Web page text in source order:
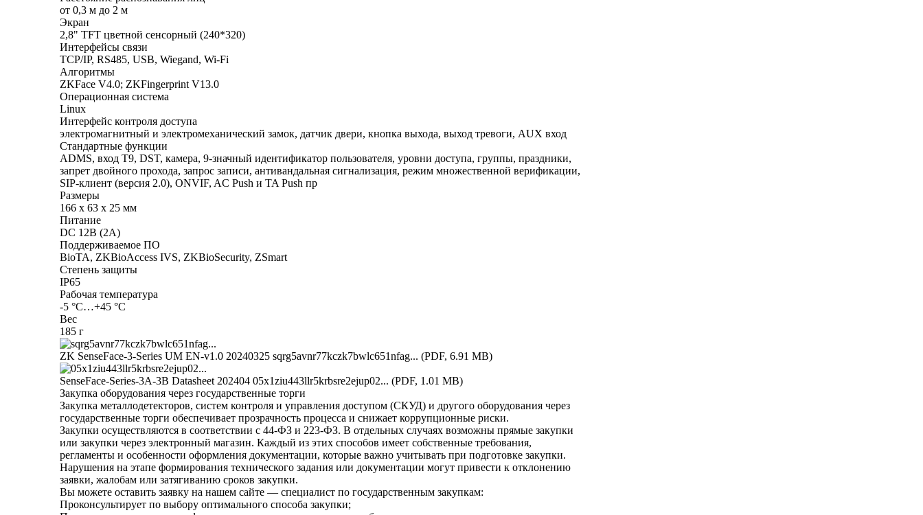
от 0,3 м до 2 м
Экран
2,8" TFT цветной сенсорный (240*320)
Интерфейсы связи
TCP/IP, RS485, USB, Wiegand, Wi-Fi
Алгоритмы
ZKFace V4.0; ZKFingerprint V13.0
Операционная система
Linux
Интерфейс контроля доступа
электромагнитный и электромеханический замок, датчик двери, кнопка выхода, выход тревоги, AUX вход
Стандартные функции
ADMS, вход T9, DST, камера, 9-значный идентификатор пользователя, уровни доступа, группы, праздники,
запрет двойного прохода, запрос записи, антивандальная сигнализация, режим множественной верификации,
SIP-клиент (версия 2.0), ONVIF, AC Push и TA Push пр
Размеры
166 x 63 x 25 мм
Питание
DC 12В (2A)
Поддерживаемое ПО
BioTA, ZKBioAccess IVS, ZKBioSecurity, ZSmart
Степень защиты
IP65
Рабочая температура
-5 °C…+45 °C
Вес
185 г
ZK SenseFace-3-Series UM EN-v1.0 20240325 sqrg5avnr77kczk7bwlc651nfag... (PDF, 6.91 MB)
SenseFace-Series-3A-3B Datasheet 202404 05x1ziu443llr5krbsre2ejup02... (PDF, 1.01 MB)
Закупка оборудования через государственные торги
Закупка металлодетекторов, систем контроля и управления доступом (СКУД) и другого оборудования через
государственные торги обеспечивает прозрачность процесса и снижает коррупционные риски.
Закупки осуществляются в соответствии с 44-ФЗ и 223-ФЗ. В отдельных случаях возможны прямые закупки
или закупки через электронный магазин. Каждый из этих способов имеет собственные требования,
регламенты и особенности оформления документации, которые важно учитывать при подготовке закупки.
Нарушения на этапе формирования технического задания или документации могут привести к отклонению
заявки, жалобам или затягиванию сроков закупки.
Вы можете оставить заявку на нашем сайте — специалист по государственным закупкам:
Проконсультирует по выбору оптимального способа закупки;